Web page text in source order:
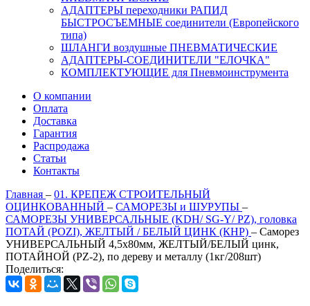
АДАПТЕРЫ переходники РАПИД
БЫСТРОСЪЕМНЫЕ соединители (Европейского
типа)
ШЛАНГИ воздушные ПНЕВМАТИЧЕСКИЕ
АДАПТЕРЫ-СОЕДИНИТЕЛИ "ЕЛОЧКА"
КОМПЛЕКТУЮЩИЕ для Пневмоинструмента
О компании
Оплата
Доставка
Гарантия
Распродажа
Статьи
Контакты
Главная – 01. КРЕПЕЖ СТРОИТЕЛЬНЫЙ
ОЦИНКОВАННЫЙ – САМОРЕЗЫ и ШУРУПЫ –
САМОРЕЗЫ УНИВЕРСАЛЬНЫЕ (KDH/ SG-Y/ PZ), головка
ПОТАЙ (POZI), ЖЕЛТЫЙ / БЕЛЫЙ ЦИНК (КНР) – Саморез
УНИВЕРСАЛЬНЫЙ 4,5х80мм, ЖЕЛТЫЙ/БЕЛЫЙ цинк,
ПОТАЙНОЙ (PZ-2), по дереву и металлу (1кг/208шт)
Поделиться: